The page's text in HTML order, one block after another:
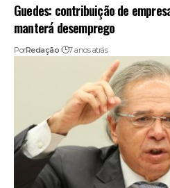
Guedes: contribuição de
manterá desemprego
PorRedação 7 anos atrás